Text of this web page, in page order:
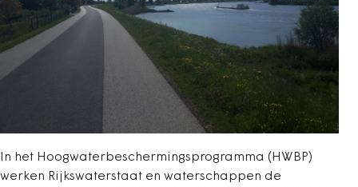
In het Hoogwaterbeschermingsprogramma (HWBP)
werken Rijkswaterstaat en waterschappen de